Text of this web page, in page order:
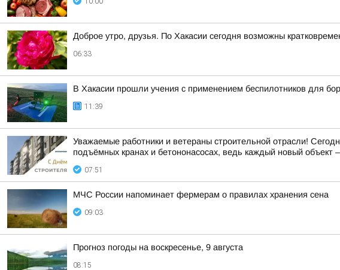
Доброе утро, друзья. По Хакасии сегодня возможны
06:33
В Хакасии прошли учения с применением беспилотников для
11:39
Уважаемые работники и ветераны строительной отрасли!
подъёмных кранах и бетононасосах, ведь каждый новый объект
07:51
МЧС России напоминает фермерам о правилах хранения сена
09:03
Прогноз погоды на воскресенье, 9 августа
08:15